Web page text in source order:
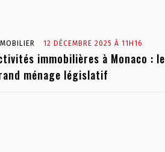
12 DÉCEMBRE 2025 À 11H16
immobilières à Monaco : le
ménage législatif